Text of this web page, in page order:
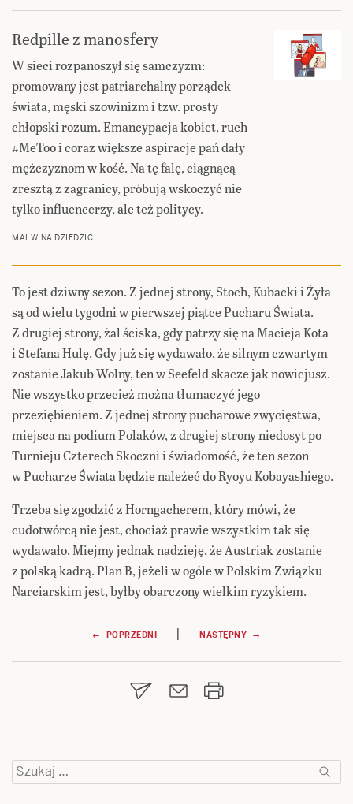
Redpille z manosfery
W sieci rozpanoszył się samczyzm:
promowany jest patriarchalny porządek
świata, męski szowinizm i tzw. prosty
chłopski rozum. Emancypacja kobiet, ruch
#MeToo i coraz większe aspiracje pań dały
mężczyznom w kość. Na tę falę, ciągnącą
zresztą z zagranicy, próbują wskoczyć nie
tylko influencerzy, ale też politycy.
MALWINA DZIEDZIC
To jest dziwny sezon. Z jednej strony, Stoch, Kubacki i Żyła
są od wielu tygodni w pierwszej piątce Pucharu Świata.
Z drugiej strony, żal ściska, gdy patrzy się na Macieja Kota
i Stefana Hulę. Gdy już się wydawało, że silnym czwartym
zostanie Jakub Wolny, ten w Seefeld skacze jak nowicjusz.
Nie wszystko przecież można tłumaczyć jego
przeziębieniem. Z jednej strony pucharowe zwycięstwa,
miejsca na podium Polaków, z drugiej strony niedosyt po
Turnieju Czterech Skoczni i świadomość, że ten sezon
w Pucharze Świata będzie należeć do Ryoyu Kobayashiego.
Trzeba się zgodzić z Horngacherem, który mówi, że
cudotwórcą nie jest, chociaż prawie wszystkim tak się
wydawało. Miejmy jednak nadzieję, że Austriak zostanie
z polską kadrą. Plan B, jeżeli w ogóle w Polskim Związku
Narciarskim jest, byłby obarczony wielkim ryzykiem.
Nawigacja
wpisu
← POPRZEDNI | NASTĘPNY →
Szukaj: